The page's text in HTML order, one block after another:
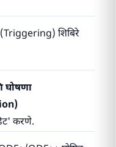
शिबिरे
घोषणा
करणे.